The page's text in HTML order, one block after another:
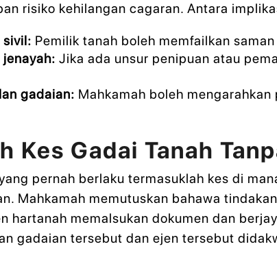
risiko kehilangan cagaran. Antara
sivil: Pemilik tanah boleh memfailkan
Jika ada unsur penipuan atau
gadaian: Mahkamah boleh
Kes Gadai Tanah
pernah berlaku termasuklah kes di
Mahkamah memutuskan bahawa
hartanah memalsukan dokumen dan
gadaian tersebut dan ejen tersebut